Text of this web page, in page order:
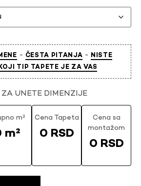
- ČESTA PITANJA - NISTE
TIP TAPETE JE ZA VAS
UNETE DIMENZIJE
m²
m²
Cena Tapeta
0 RSD
Cena sa
montažom
0 RSD